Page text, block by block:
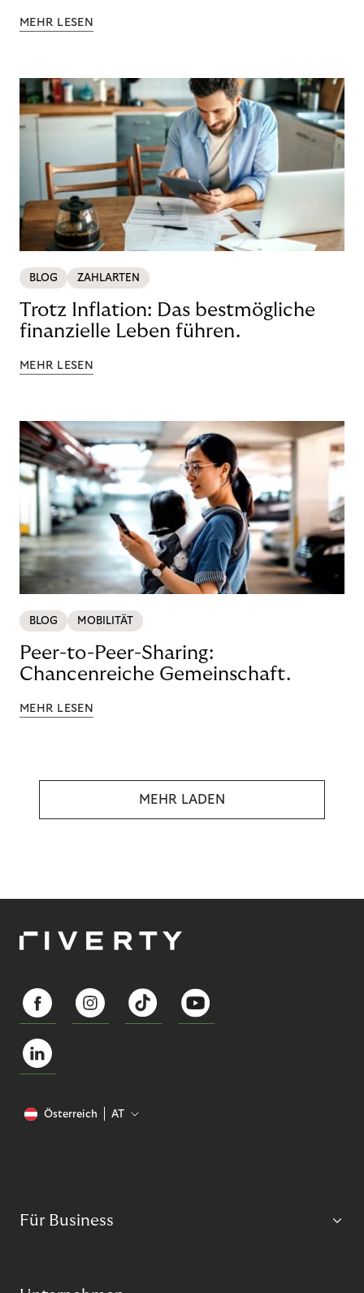
MEHR LESEN
BLOG ZAHLARTEN
Trotz Inflation: Das bestmögliche
finanzielle Leben führen.
MEHR LESEN
BLOG MOBILITÄT
Peer-to-Peer-Sharing:
Chancenreiche Gemeinschaft.
MEHR LESEN
MEHR LADEN
Österreich AT
Für Business